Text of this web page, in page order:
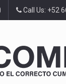
Call Us: +52